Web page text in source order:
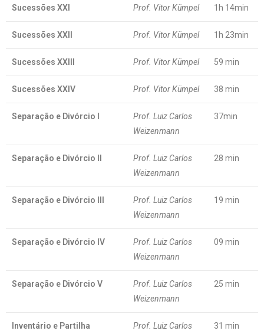
Sucessões XXI Prof. Vitor Kümpel 1h 14min
Sucessões XXII Prof. Vitor Kümpel 1h 23min
Sucessões XXIII Prof. Vitor Kümpel 59 min
Sucessões XXIV Prof. Vitor Kümpel 38 min
Separação e Divórcio I
Prof. Luiz Carlos
Weizenmann
37min
Separação e Divórcio II
Prof. Luiz Carlos
Weizenmann
28 min
Separação e Divórcio III
Prof. Luiz Carlos
Weizenmann
19 min
Separação e Divórcio IV
Prof. Luiz Carlos
Weizenmann
09 min
Separação e Divórcio V
Prof. Luiz Carlos
Weizenmann
25 min
Inventário e Partilha
Prof. Luiz Carlos
31 min